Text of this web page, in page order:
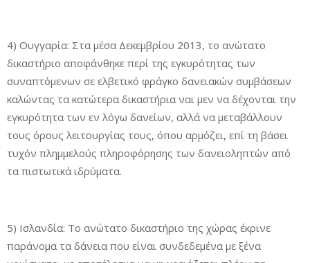
4) Ουγγαρία: Στα μέσα Δεκεμβρίου 2013, το ανώτατο
δικαστήριο αποφάνθηκε περί της εγκυρότητας των
συναπτόμενων σε ελβετικό φράγκο δανειακών συμβάσεων
καλώντας τα κατώτερα δικαστήρια ναι μεν να δέχονται την
εγκυρότητα των εν λόγω δανείων, αλλά να μεταβάλλουν
τους όρους λειτουργίας τους, όπου αρμόζει, επί τη βάσει
τυχόν πλημμελούς πληροφόρησης των δανειοληπτών από
τα πιστωτικά ιδρύματα.
5) Ισλανδία: Το ανώτατο δικαστήριο της χώρας έκρινε
παράνομα τα δάνεια που είναι συνδεδεμένα με ξένα